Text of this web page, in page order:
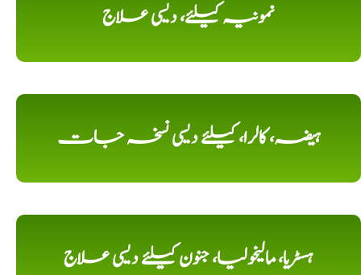
نمونیہ کیلئے، دیسی علاج
ہیضہ، کالرا، کیلئے دیسی نسخہ جات
ہسٹریا، مالیخولیا، جنون کیلئے دیسی علاج